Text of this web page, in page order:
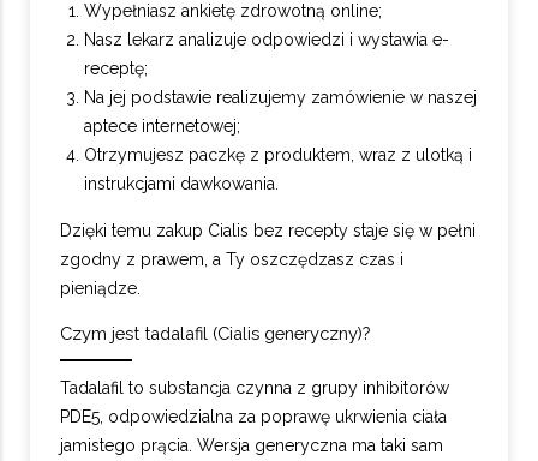
Wypełniasz ankietę zdrowotną online;
Nasz lekarz analizuje odpowiedzi i wystawia e-
receptę;
Na jej podstawie realizujemy zamówienie w naszej
aptece internetowej;
Otrzymujesz paczkę z produktem, wraz z ulotką i
instrukcjami dawkowania.
Dzięki temu zakup Cialis bez recepty staje się w pełni
zgodny z prawem, a Ty oszczędzasz czas i
pieniądze.
Czym jest tadalafil (Cialis generyczny)?
Tadalafil to substancja czynna z grupy inhibitorów
PDE5, odpowiedzialna za poprawę ukrwienia ciała
jamistego prącia. Wersja generyczna ma taki sam